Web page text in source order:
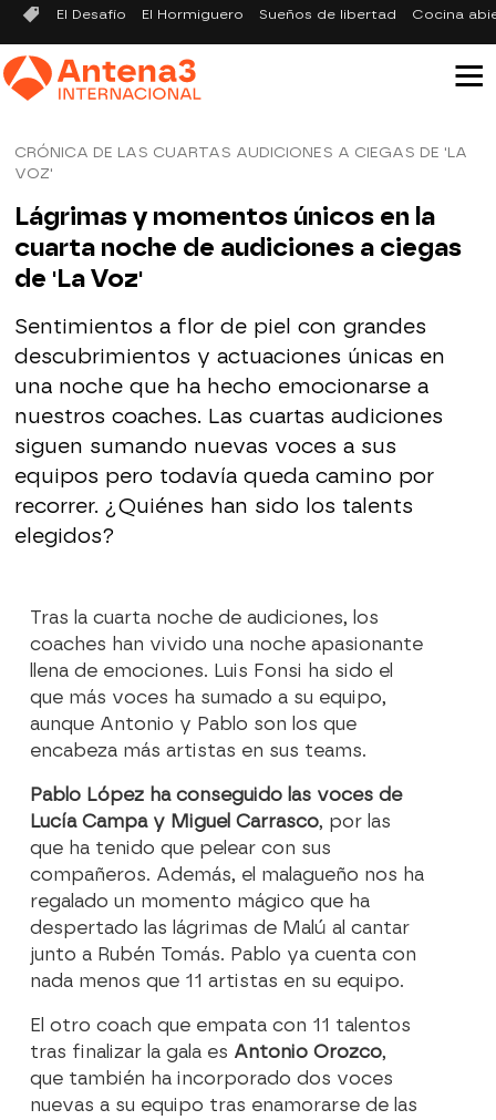
El Desafío El Hormiguero Sueños de libertad Cocina
CRÓNICA DE LAS CUARTAS AUDICIONES A CIEGAS DE 'LA
VOZ'
Lágrimas y momentos únicos en la
cuarta noche de audiciones a ciegas
de 'La Voz'
Sentimientos a flor de piel con grandes
descubrimientos y actuaciones únicas en
una noche que ha hecho emocionarse a
nuestros coaches. Las cuartas audiciones
siguen sumando nuevas voces a sus
equipos pero todavía queda camino por
recorrer. ¿Quiénes han sido los talents
elegidos?
Tras la cuarta noche de audiciones, los
coaches han vivido una noche apasionante
llena de emociones. Luis Fonsi ha sido el
que más voces ha sumado a su equipo,
aunque Antonio y Pablo son los que
encabeza más artistas en sus teams.
Pablo López ha conseguido las voces de
Lucía Campa y Miguel Carrasco, por las
que ha tenido que pelear con sus
compañeros. Además, el malagueño nos ha
regalado un momento mágico que ha
despertado las lágrimas de Malú al cantar
junto a Rubén Tomás. Pablo ya cuenta con
nada menos que 11 artistas en su equipo.
El otro coach que empata con 11 talentos
tras finalizar la gala es Antonio Orozco,
que también ha incorporado dos voces
nuevas a su equipo tras enamorarse de las